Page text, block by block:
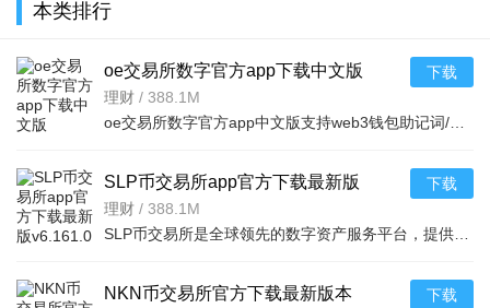
本类排行
oe交易所数字官方app下载中文版
v6.174.1安卓版
理财 / 388.1M
下载
SLP币交易所app官方下载最新版
v6.161.0官方版
理财 / 388.1M
下载
NKN币交易所官方下载最新版本
下载